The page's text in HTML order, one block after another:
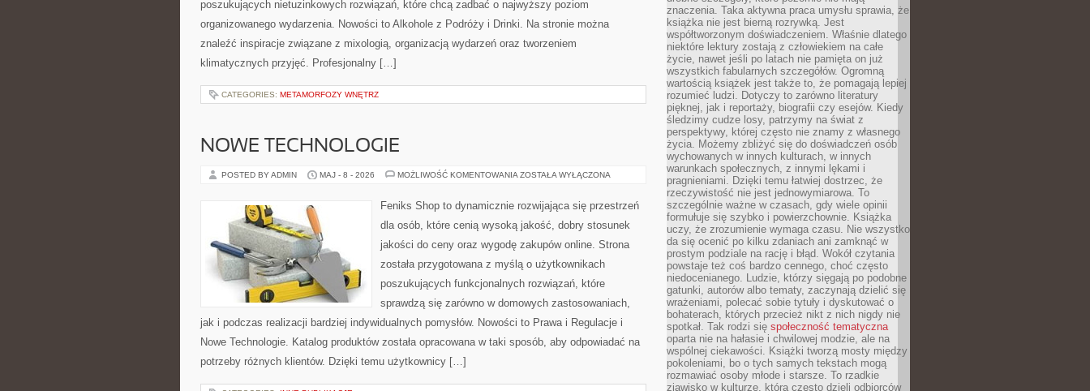
poszukujących nietuzinkowych rozwiązań, które chcą zadbać o najwyższy poziom
organizowanego wydarzenia. Nowości to Alkohole z Podróży i Drinki. Na stronie można
znaleźć inspiracje związane z mixologią, organizacją wydarzeń oraz tworzeniem
klimatycznych przyjęć. Profesjonalny […]
CATEGORIES: METAMORFOZY WNĘTRZ
NOWE TECHNOLOGIE
POSTED BY ADMIN MAJ - 8 - 2026 MOŻLIWOŚĆ KOMENTOWANIA NOWE
ZOSTAŁA WYŁĄCZONA
Feniks Shop to dynamicznie rozwijająca się przestrzeń
dla osób, które cenią wysoką jakość, dobry stosunek
jakości do ceny oraz wygodę zakupów online. Strona
została przygotowana z myślą o użytkownikach
poszukujących funkcjonalnych rozwiązań, które
sprawdzą się zarówno w domowych zastosowaniach,
jak i podczas realizacji bardziej indywidualnych pomysłów. Nowości to Prawa i Regulacje i
Nowe Technologie. Katalog produktów została opracowana w taki sposób, aby odpowiadać na
potrzeby różnych klientów. Dzięki temu użytkownicy […]
znaczenia. Taka aktywna praca umysłu sprawia, że
książka nie jest bierną rozrywką. Jest
współtworzonym doświadczeniem. Właśnie dlatego
niektóre lektury zostają z człowiekiem na całe
życie, nawet jeśli po latach nie pamięta on już
wszystkich fabularnych szczegółów. Ogromną
wartością książek jest także to, że pomagają lepiej
rozumieć ludzi. Dotyczy to zarówno literatury
pięknej, jak i reportaży, biografii czy esejów. Kiedy
śledzimy cudze losy, patrzymy na świat z
perspektywy, której często nie znamy z własnego
życia. Możemy zbliżyć się do doświadczeń osób
wychowanych w innych kulturach, w innych
warunkach społecznych, z innymi lękami i
pragnieniami. Dzięki temu łatwiej dostrzec, że
rzeczywistość nie jest jednowymiarowa. To
szczególnie ważne w czasach, gdy wiele opinii
formułuje się szybko i powierzchownie. Książka
uczy, że zrozumienie wymaga czasu. Nie wszystko
da się ocenić po kilku zdaniach ani zamknąć w
prostym podziale na rację i błąd. Wokół czytania
powstaje też coś bardzo cennego, choć często
niedocenianego. Ludzie, którzy sięgają po podobne
gatunki, autorów albo tematy, zaczynają dzielić się
wrażeniami, polecać sobie tytuły i dyskutować o
bohaterach, których przecież nikt z nich nigdy nie
spotkał. Tak rodzi się społeczność tematyczna
oparta nie na hałasie i chwilowej modzie, ale na
wspólnej ciekawości. Książki tworzą mosty między
pokoleniami, bo o tych samych tekstach mogą
rozmawiać osoby młode i starsze. To rzadkie
zjawisko w kulturze, która często dzieli odbiorców